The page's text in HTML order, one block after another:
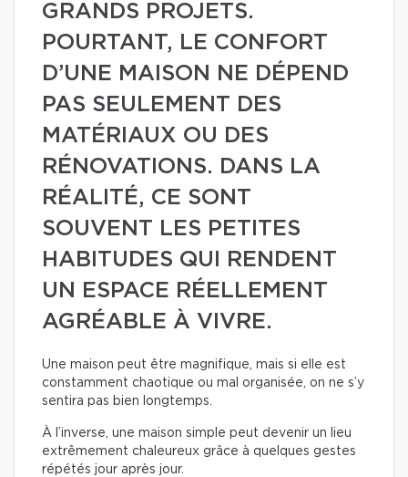
GRANDS PROJETS.
POURTANT, LE CONFORT
D’UNE MAISON NE DÉPEND
PAS SEULEMENT DES
MATÉRIAUX OU DES
RÉNOVATIONS. DANS LA
RÉALITÉ, CE SONT
SOUVENT LES PETITES
HABITUDES QUI RENDENT
UN ESPACE RÉELLEMENT
AGRÉABLE À VIVRE.
Une maison peut être magnifique, mais si elle est
constamment chaotique ou mal organisée, on ne s’y
sentira pas bien longtemps.
À l’inverse, une maison simple peut devenir un lieu
extrêmement chaleureux grâce à quelques gestes
répétés jour après jour.